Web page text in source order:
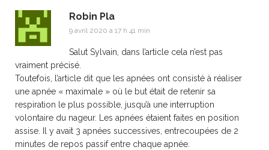
Robin Pla
9 avril 2020 à 17 h 41 min
Salut Sylvain, dans l’article cela n’est pas
vraiment précisé.
Toutefois, l’article dit que les apnées ont consisté à réaliser
une apnée « maximale » où le but était de retenir sa
respiration le plus possible, jusqu’à une interruption
volontaire du nageur. Les apnées étaient faites en position
assise. Il y avait 3 apnées successives, entrecoupées de 2
minutes de repos passif entre chaque apnée.